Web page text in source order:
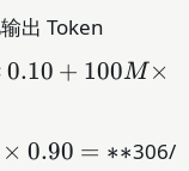
出 Token
0.10
×
0.10 + 100M×
× 0.90 = ∗∗306/